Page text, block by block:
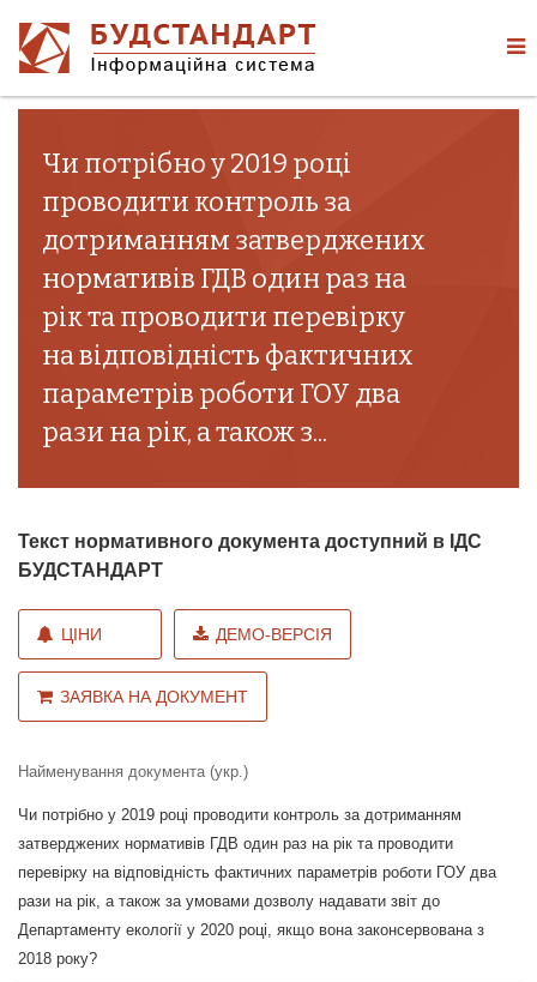
Чи потрібно у 2019 році
проводити контроль за
дотриманням затверджених
нормативів ГДВ один раз на
рік та проводити перевірку
на відповідність фактичних
параметрів роботи ГОУ два
рази на рік, а також з...
Текст нормативного документа доступний в ІДС
БУДСТАНДАРТ
ЦІНИ ДЕМО-ВЕРСІЯ
ЗАЯВКА НА ДОКУМЕНТ
Найменування документа (укр.)
Чи потрібно у 2019 році проводити контроль за дотриманням
затверджених нормативів ГДВ один раз на рік та проводити
перевірку на відповідність фактичних параметрів роботи ГОУ два
рази на рік, а також за умовами дозволу надавати звіт до
Департаменту екології у 2020 році, якщо вона законсервована з
2018 року?